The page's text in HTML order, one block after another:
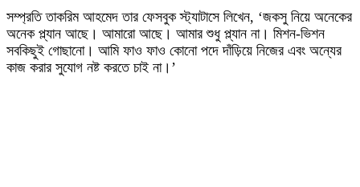
সম্প্রতি তাকরিম আহমেদ তার ফেসবুক স্ট্যাটাসে লিখেন, ‘জকসু নিয়ে অনেকের
অনেক প্ল্যান আছে। আমারো আছে। আমার শুধু প্ল্যান না। মিশন-ভিশন
সবকিছুই গোছানো। আমি ফাও ফাও কোনো পদে দাঁড়িয়ে নিজের এবং অন্যের
কাজ করার সুযোগ নষ্ট করতে চাই না।’